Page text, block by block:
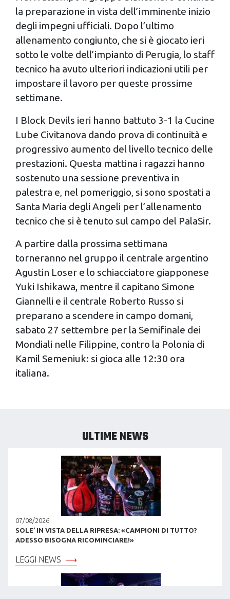
la preparazione in vista dell’imminente inizio
degli impegni ufficiali. Dopo l’ultimo
allenamento congiunto, che si è giocato ieri
sotto le volte dell’impianto di Perugia, lo staff
tecnico ha avuto ulteriori indicazioni utili per
impostare il lavoro per queste prossime
settimane.
I Block Devils ieri hanno battuto 3-1 la Cucine
Lube Civitanova dando prova di continuità e
progressivo aumento del livello tecnico delle
prestazioni. Questa mattina i ragazzi hanno
sostenuto una sessione preventiva in
palestra e, nel pomeriggio, si sono spostati a
Santa Maria degli Angeli per l’allenamento
tecnico che si è tenuto sul campo del PalaSir.
A partire dalla prossima settimana
torneranno nel gruppo il centrale argentino
Agustin Loser e lo schiacciatore giapponese
Yuki Ishikawa, mentre il capitano Simone
Giannelli e il centrale Roberto Russo si
preparano a scendere in campo domani,
sabato 27 settembre per la Semifinale dei
Mondiali nelle Filippine, contro la Polonia di
Kamil Semeniuk: si gioca alle 12:30 ora
italiana.
ULTIME NEWS
07/08/2026
SOLE’ IN VISTA DELLA RIPRESA: «CAMPIONI DI TUTTO?
ADESSO BISOGNA RICOMINCIARE!»
LEGGI NEWS